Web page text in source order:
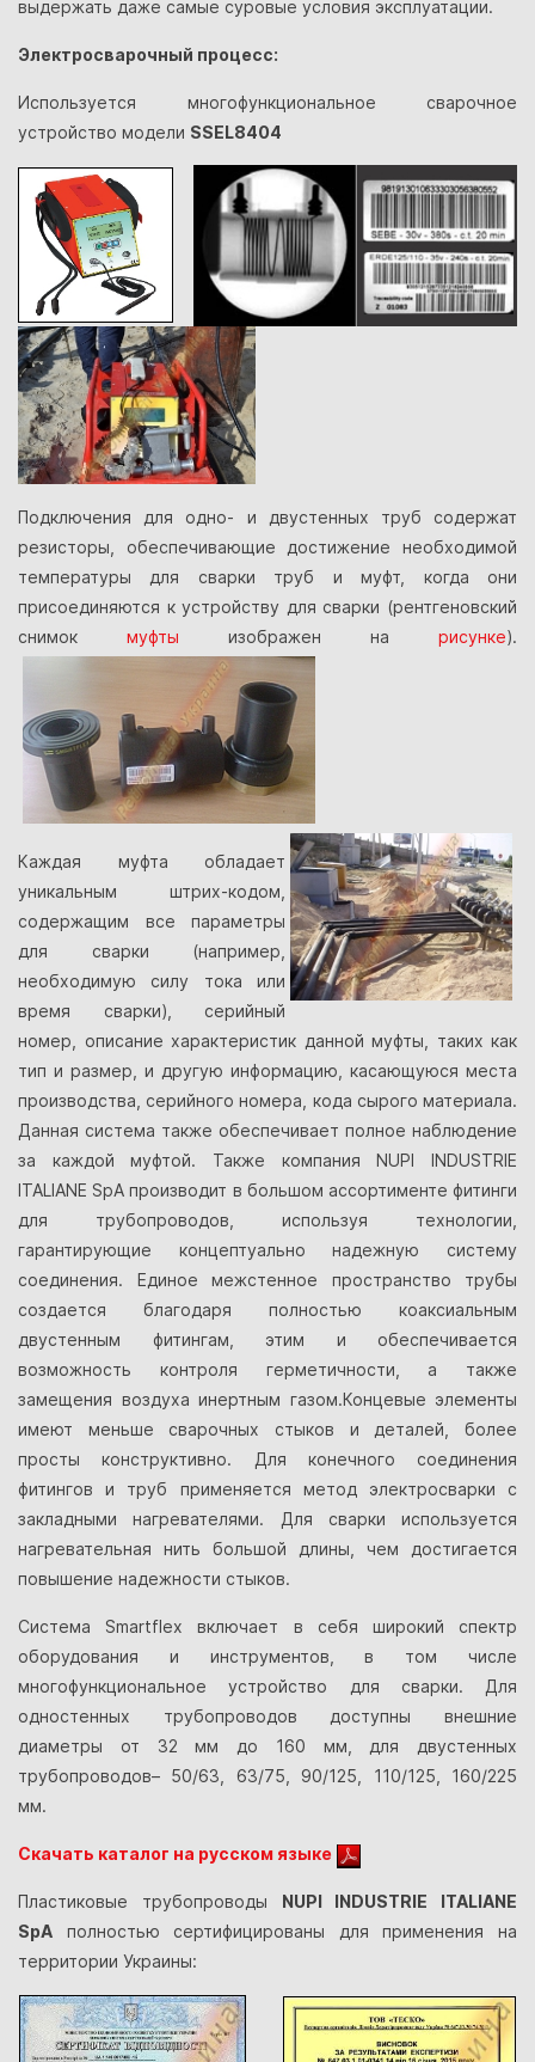
выдержать даже самые суровые условия эксплуатации.
Электросварочный процесс:
Используется многофункциональное сварочное
устройство модели SSEL8404
Подключения для одно- и двустенных труб содержат
резисторы, обеспечивающие достижение необходимой
температуры для сварки труб и муфт, когда они
присоединяются к устройству для сварки (рентгеновский
снимок муфты изображен на рисунке).
Каждая муфта обладает
уникальным штрих-кодом,
содержащим все параметры
для сварки (например,
необходимую силу тока или
время сварки), серийный
номер, описание характеристик данной муфты, таких как
тип и размер, и другую информацию, касающуюся места
производства, серийного номера, кода сырого материала.
Данная система также обеспечивает полное наблюдение
за каждой муфтой. Также компания NUPI INDUSTRIE
ITALIANE SpA производит в большом ассортименте фитинги
для трубопроводов, используя технологии,
гарантирующие концептуально надежную систему
соединения. Единое межстенное пространство трубы
создается благодаря полностью коаксиaльным
двустенным фитингам, этим и обеспечивается
возможность контроля герметичности, а также
замещения воздуха инертным газом.Концевые элементы
имеют меньше сварочных стыков и деталей, более
просты конструктивно. Для конечного соединения
фитингов и труб применяется метод электросварки с
закладными нагревателями. Для сварки используется
нагревательная нить большой длины, чем достигается
повышение надежности стыков.
Система Smartflex включает в себя широкий спектр
оборудования и инструментов, в том числе
многофункциональное устройство для сварки. Для
одностенных трубопроводов доступны внешние
диаметры от 32 мм до 160 мм, для двустенных
трубопроводов– 50/63, 63/75, 90/125, 110/125, 160/225
мм.
Скачать каталог на русском языке
Пластиковые трубопроводы NUPI INDUSTRIE ITALIANE
SpA полностью сертифицированы для применения на
территории Украины: